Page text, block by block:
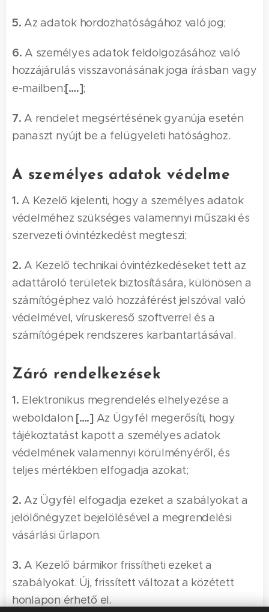
5.Az adatok hordozhatóságához való jog;
6.A személyes adatok feldolgozásához való
hozzájárulás visszavonásának joga írásban vagy
e-mailben:[….];
7.A rendelet megsértésének gyanúja esetén
panaszt nyújt be a felügyeleti hatósághoz.
A személyes adatok védelme
1.A Kezelő kijelenti, hogy a személyes adatok
védelméhez szükséges valamennyi műszaki és
szervezeti óvintézkedést megteszi;
2.A Kezelő technikai óvintézkedéseket tett az
adattároló területek biztosítására, különösen a
számítógéphez való hozzáférést jelszóval való
védelmével, víruskereső szoftverrel és a
számítógépek rendszeres karbantartásával.
Záró rendelkezések
1. Elektronikus megrendelés elhelyezése a
weboldalon [….]Az Ügyfél megerősíti, hogy
tájékoztatást kapott a személyes adatok
védelmének valamennyi körülményéről, és
teljes mértékben elfogadja azokat;
2.Az Ügyfél elfogadja ezeket a szabályokat a
jelölőnégyzet bejelölésével a megrendelési
vásárlási űrlapon.
3.A Kezelő bármikor frissítheti ezeket a
szabályokat. Új, frissített változat a közétett
honlapon érhető el.